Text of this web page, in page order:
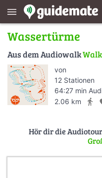
menu
Wassertürme
Aus dem Audiowalk
von
12 Stationen
64:27 min
2.06 km
directions_walk
Hör dir die